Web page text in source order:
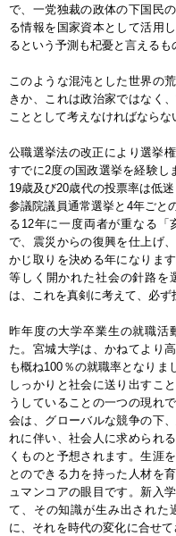
で、一党独裁の政体の下国民
る情報を国家資本として活用
るという予測も杞憂と言えるも
このような混沌とした世界の
きか、これは政治家ではなく
こととして考えなければならな
公職選挙法の改正により選挙
すでに2度の国政選挙を経験し
19歳及び20歳代の投票率は低
参議院議員通常選挙と4年ごと
る12年に一度両者が重なる
で、震災からの復興を仕上げ
かじ取りを決める年になりま
等しく開かれた社会の針路を
は、これを真剣に考えて、必ず
昨年度の大学卒業生の就職活
た。宮城大学は、かねてより
も概ね100％の就職率となりま
しっかりと社会に送り出すこ
うしていることの一つの現れ
会は、グローバルな競争の下
れに伴い、社会人に求められ
くものと予想されます。生涯
とのできる力を持った人材を
ュマンコアの眼目です。新入
て、その知識が生み出された
に、それを時代の変化に合せ